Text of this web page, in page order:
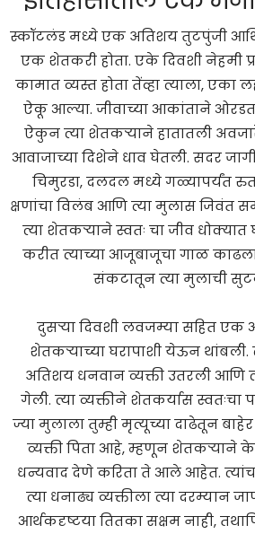
स्कॉटलंड मध्ये एक अतिशय तुटपुंजी
एक शेतकरी होता. एके दिवशी नेहमी
कामात व्यस्त होता तेंव्हा त्याला,
ऐकू आल्या. जीवाच्या आकांताने
ऐकुन त्या शेतकऱ्याने हातातली
आवाजाच्या दिशेने धाव घेतली. सदर
चिमुरडा, दलदल मध्ये गळ्यापर्यंत
क्षणांचा विलंब आणि त्या मुलास जिवंत
त्या शेतकऱ्याने स्वतः चा जीव धोक्यात
करीत त्याच्या आजूबाजूचा गाळ
संकटातून त्या मुलाची
दुसऱ्या दिवशी लवजम्या सहित एक
शेतकऱ्याच्या घरापाशी येऊन
अतिशय धनवान व्यक्ती उतरली आणि
गेली. त्या व्यक्तीने शेतकर्यास स्वतःचा
ज्या मुलाला तुम्ही मृत्यूच्या दाढेतून
व्यक्ती पिता आहे, म्हणून शेतकऱ्याने
धन्यवाद देणे करिता ते आले आहेत. त्यांचा
त्या धनाढ्य व्यक्तीला त्या दरम्यान
आर्थकदृष्टया तितका सक्षम नाही,